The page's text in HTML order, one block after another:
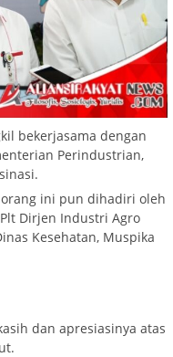
bekerjasama dengan
Perindustrian,
ini pun dihadiri oleh
Dirjen Industri Agro
Kesehatan, Muspika
dan apresiasinya atas